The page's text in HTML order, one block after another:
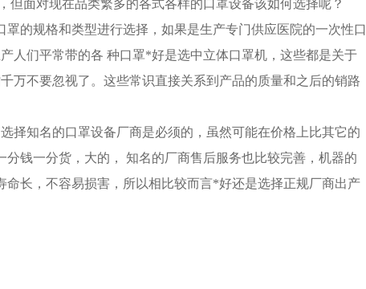
但面对现在品类繁多的各式各样的口罩设备该如何选择呢？
的规格和类型进行选择，如果是生产专门供应医院的一次性口
人们平常带的各 种口罩*好是选中立体口罩机，这些都是关于
万不要忽视了。这些常识直接关系到产品的质量和之后的销路
择知名的口罩设备厂商是必须的，虽然可能在价格上比其它的
钱一分货，大的， 知名的厂商售后服务也比较完善，机器的
命长，不容易损害，所以相比较而言*好还是选择正规厂商出产